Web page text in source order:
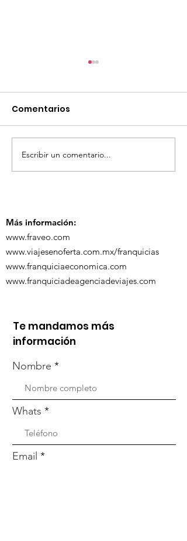
TourTravelynByFraveo
participó en la
Comentarios
Escribir un comentario...
Más información:
www.fraveo.com
www.viajesenoferta.com.mx/franquicias
www.franquiciaeconomica.com
www.franquiciadeagenciadeviajes.com
Te mandamos más
información
Nombre
Whats
Email